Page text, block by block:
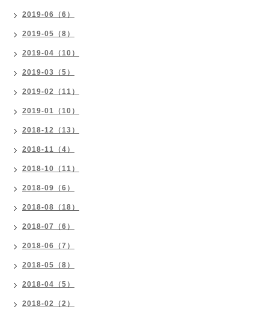
2019-06（6）
2019-05（8）
2019-04（10）
2019-03（5）
2019-02（11）
2019-01（10）
2018-12（13）
2018-11（4）
2018-10（11）
2018-09（6）
2018-08（18）
2018-07（6）
2018-06（7）
2018-05（8）
2018-04（5）
2018-02（2）